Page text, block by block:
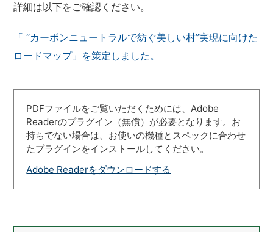
詳細は以下をご確認ください。
「 “カーボンニュートラルで紡ぐ美しい村”実現に向けた
ロードマップ」を策定しました。
PDFファイルをご覧いただくためには、Adobe
Readerのプラグイン（無償）が必要となります。お
持ちでない場合は、お使いの機種とスペックに合わせ
たプラグインをインストールしてください。
Adobe Readerをダウンロードする